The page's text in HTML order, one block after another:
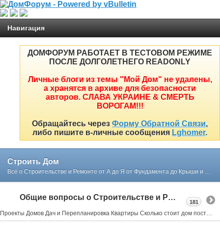
Навигация
ДОМФОРУМ РАБОТАЕТ В ТЕСТОВОМ РЕЖИМЕ
ПОСЛЕ ДОЛГОЛЕТНЕГО READONLY
Личные блоги из темы "Мой Дом" не удалены,
а хранятся в архиве для безопасности
авторов. СЛАВА УКРАИНЕ & СМЕРТЬ
ВОРОГАМ!!!
Обращайтесь через Форму Обратной Связи,
либо пишите в-личные сообщения Lghomer.
Строить Дом
Всё о Строительстве и Ремонте от А до Я от Фундамента до Крыши и Интерьера простым и понятным языком в реальных примерах и советах нашего форума
Общие вопросы о Строительстве и Ремонте
Проекты Домов Дач и Перепланировка Квартиры Сколько стоит дом построить или как выбрать участок под строительство все в реальных примерах тут
181